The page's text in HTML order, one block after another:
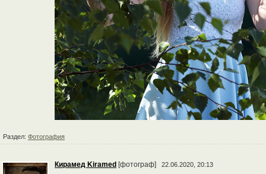
Раздел: Фотография
Кирамед Kiramed [фотограф] 22.06.2020, 20:13